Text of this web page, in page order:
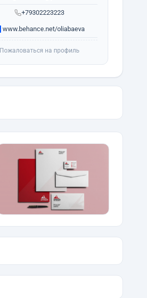
+79302223223
www.behance.net/oliabaeva
Пожаловаться на профиль